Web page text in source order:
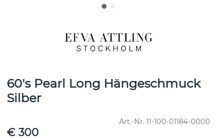
60's Pearl Long Hängeschmuck
Silber
Art.-Nr. 11-100-01184-0000
€ 300